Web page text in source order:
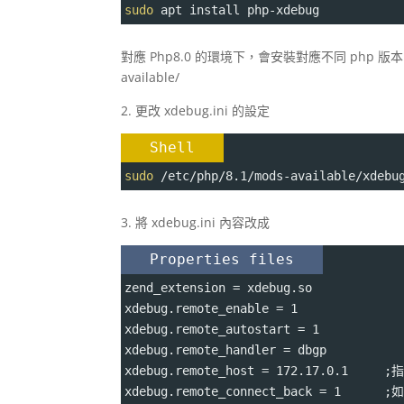
sudo apt install php-xdebug
對應 Php8.0 的環境下，會安裝對應不同 php 版
available/
2. 更改 xdebug.ini 的設定
Shell
sudo /etc/php/8.1/mods-available/
3. 將 xdebug.ini 內容改成
Properties files
zend_extension = xdebug.so
xdebug.remote_enable = 1
xdebug.remote_autostart = 1
xdebug.remote_handler = dbgp
xdebug.remote_host = 172.17.0.1     ;指
xdebug.remote_connect_back = 1      ;如